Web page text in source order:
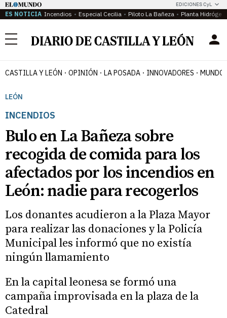
EDICIONES CyL
ES NOTICIA Incendios Especial Cecilia Piloto La Bañeza Planta
Menú
CASTILLA Y LEÓN OPINIÓN LA POSADA INNOVADORES MUNDO
LEÓN
INCENDIOS
Bulo en La Bañeza sobre
recogida de comida para los
afectados por los incendios en
León: nadie para recogerlos
Los donantes acudieron a la Plaza Mayor
para realizar las donaciones y la Policía
Municipal les informó que no existía
ningún llamamiento
En la capital leonesa se formó una
campaña improvisada en la plaza de la
Catedral